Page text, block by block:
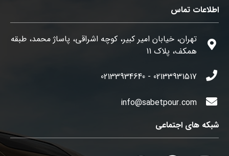
اطلاعات تماس
تهران، خیابان امیر کبیر، کوچه اشراقی، پاساژ محمد، طبقه
همکف، پلاک 11
02133931517 - 02133934640
info@sabetpour.com
شبکه های اجتماعی